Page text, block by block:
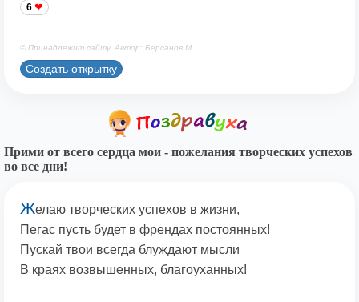
6
© Принадлежит сайту. Автор: Берсанов М.
Создать открытку
Прими от всего сердца мои - пожелания творческих успехов
во все дни!
Желаю творческих успехов в жизни,
Пегас пусть будет в френдах постоянных!
Пускай твои всегда блуждают мысли
В краях возвышенных, благоуханных!